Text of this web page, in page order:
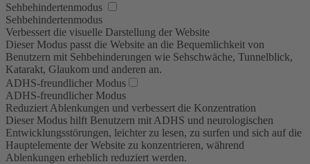
Sehbehindertenmodus
Sehbehindertenmodus
Verbessert die visuelle Darstellung der Website
Dieser Modus passt die Website an die Bequemlichkeit von
Benutzern mit Sehbehinderungen wie Sehschwäche, Tunnelblick,
Katarakt, Glaukom und anderen an.
ADHS-freundlicher Modus
ADHS-freundlicher Modus
Reduziert Ablenkungen und verbessert die Konzentration
Dieser Modus hilft Benutzern mit ADHS und neurologischen
Entwicklungsstörungen, leichter zu lesen, zu surfen und sich auf die
Hauptelemente der Website zu konzentrieren, während
Ablenkungen erheblich reduziert werden.